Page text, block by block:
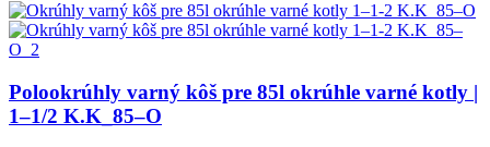
Polookrúhly varný kôš pre 85l okrúhle varné kotly |
1–1/2 K.K_85–O